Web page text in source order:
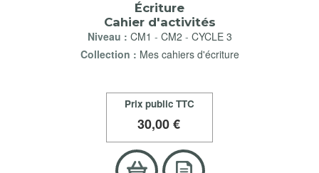
Écriture
Cahier d'activités
Niveau : CM1 - CM2 - CYCLE 3
Collection : Mes cahiers d'écriture
Prix public TTC
30,00 €